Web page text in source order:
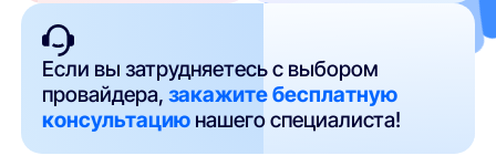
Если вы затрудняетесь с выбором
провайдера,закажите бесплатную
консультацию нашего специалиста!